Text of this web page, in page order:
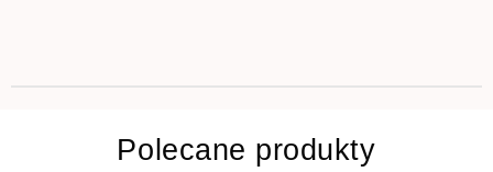
Polecane produkty